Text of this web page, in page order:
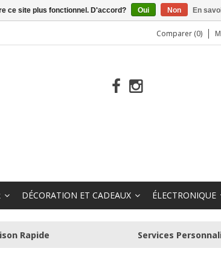
Comparer (0)
DÉCORATION ET CADEAUX ÉLECTRONIQUE
Rapide Services
ce site plus fonctionnel. D'accord? Oui Non En